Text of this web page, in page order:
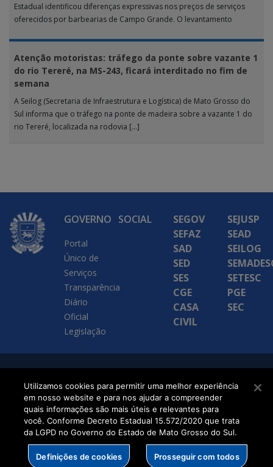
Estadual identificou diferenças expressivas nos preços de serviços
oferecidos por barbearias de Campo Grande. O levantamento
Atenção motoristas: tráfego da ponte sobre vazante 1
do rio Tereré, na MS-243, ficará interditado no fim de
semana
A Seilog (Secretaria de Infraestrutura e Logística) de Mato Grosso do
Sul informa que o tráfego na ponte de madeira sobre a vazante 1 do
rio Tereré, localizada na rodovia […]
GOVERNO
Portal
Único de
Serviços
Transparência
Diário
Oficial
Legislação
SOCIAL
SEGOV
SEFAZ
SAD
SED
SES
CGE
CASA
CIVIL
SEJUSP
SEAD
SEILOG
SETESC
PGE
SEC
Executiva de
Transformação Digital
Utilizamos cookies para permitir uma melhor experiência
em nosso website e para nos ajudar a compreender
quais informações são mais úteis e relevantes para
você. Conforme Decreto Estadual 15.572/2020 que trata
da LGPD no Governo do Estado de Mato Grosso do Sul.
Definições de cookies Prosseguir com todos